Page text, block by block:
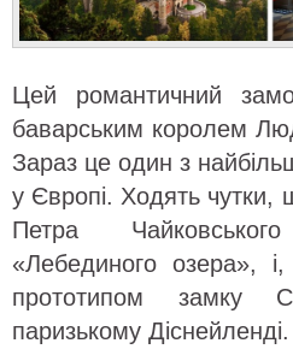
Цей романтичний
баварським королем
Зараз це один з
у Європі. Ходять чутки,
Петра
«Лебединого озера»,
прототипом замку
паризькому Діснейленді.